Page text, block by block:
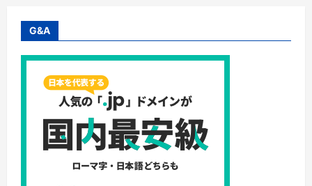
Power
Perseverance
Culture
Book
1)
(English
Edition)
Kindle
版
英
語
版
に
G&A